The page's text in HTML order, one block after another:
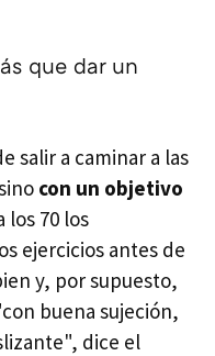
que dar un
salir a caminar a las
con un objetivo
los 70 los
ejercicios antes de
y, por supuesto,
buena sujeción,
dice el